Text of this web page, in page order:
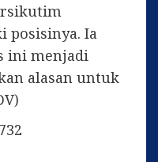
posisinya. Ia
ini menjadi
alasan untuk
732